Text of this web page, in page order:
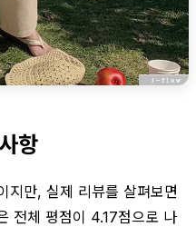
항
지만, 실제 리뷰를 살펴보면
전체 평점이 4.17점으로 나